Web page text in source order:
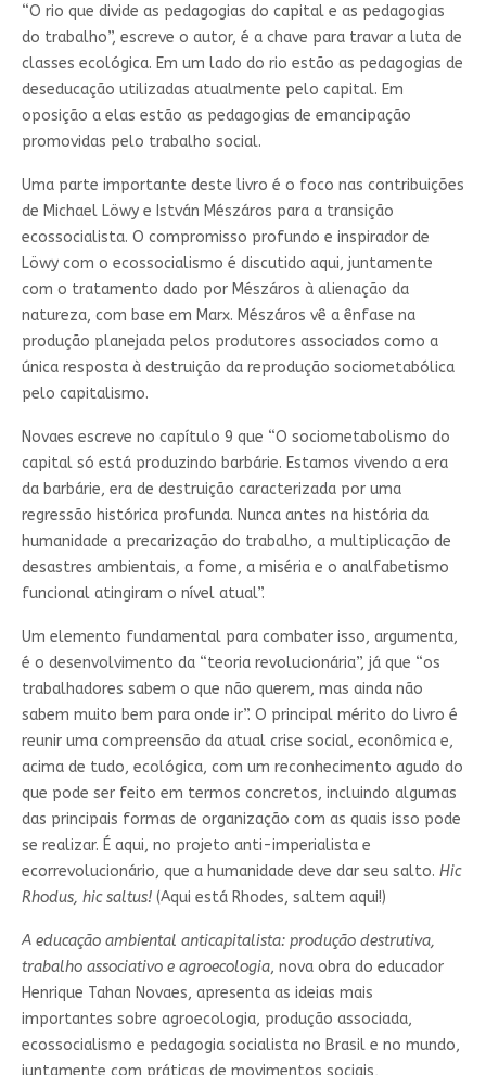
“O rio que divide as pedagogias do capital e as pedagogias
do trabalho”, escreve o autor, é a chave para travar a luta de
classes ecológica. Em um lado do rio estão as pedagogias de
deseducação utilizadas atualmente pelo capital. Em
oposição a elas estão as pedagogias de emancipação
promovidas pelo trabalho social.
Uma parte importante deste livro é o foco nas contribuições
de Michael Löwy e István Mészáros para a transição
ecossocialista. O compromisso profundo e inspirador de
Löwy com o ecossocialismo é discutido aqui, juntamente
com o tratamento dado por Mészáros à alienação da
natureza, com base em Marx. Mészáros vê a ênfase na
produção planejada pelos produtores associados como a
única resposta à destruição da reprodução sociometabólica
pelo capitalismo.
Novaes escreve no capítulo 9 que “O sociometabolismo do
capital só está produzindo barbárie. Estamos vivendo a era
da barbárie, era de destruição caracterizada por uma
regressão histórica profunda. Nunca antes na história da
humanidade a precarização do trabalho, a multiplicação de
desastres ambientais, a fome, a miséria e o analfabetismo
funcional atingiram o nível atual”.
Um elemento fundamental para combater isso, argumenta,
é o desenvolvimento da “teoria revolucionária”, já que “os
trabalhadores sabem o que não querem, mas ainda não
sabem muito bem para onde ir”. O principal mérito do livro é
reunir uma compreensão da atual crise social, econômica e,
acima de tudo, ecológica, com um reconhecimento agudo do
que pode ser feito em termos concretos, incluindo algumas
das principais formas de organização com as quais isso pode
se realizar. É aqui, no projeto anti-imperialista e
ecorrevolucionário, que a humanidade deve dar seu salto. Hic
Rhodus, hic saltus!(Aqui está Rhodes, saltem aqui!)
A educação ambiental anticapitalista: produção destrutiva,
trabalho associativo e agroecologia, nova obra do educador
Henrique Tahan Novaes, apresenta as ideias mais
importantes sobre agroecologia, produção associada,
ecossocialismo e pedagogia socialista no Brasil e no mundo,
juntamente com práticas de movimentos sociais,